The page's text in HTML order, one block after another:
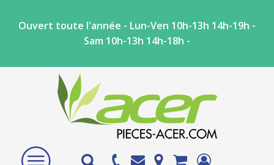
Ouvert toute l'année - Lun-Ven 10h-13h 14h-19h -
Sam 10h-13h 14h-18h -